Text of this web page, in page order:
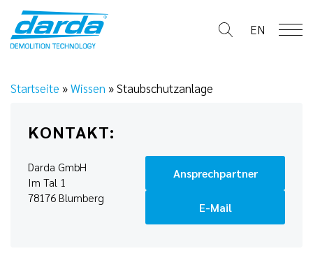
content
EN
Startseite »Wissen »Staubschutzanlage
KONTAKT:
Darda GmbH
Im Tal 1
78176 Blumberg
Ansprechpartner
E-Mail